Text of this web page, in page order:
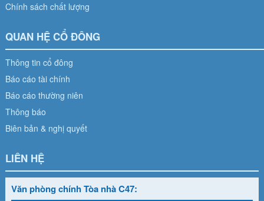
Chính sách chất lượng
QUAN HỆ CỔ ĐÔNG
Thông tin cổ đông
Báo cáo tài chính
Báo cáo thường niên
Thông báo
Biên bản & nghị quyết
LIÊN HỆ
Văn phòng chính Tòa nhà C47: